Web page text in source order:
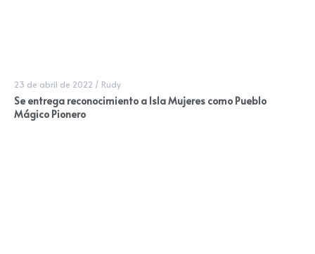
23 de abril de 2022 / Rudy
Se entrega reconocimiento a Isla Mujeres como Pueblo
Mágico Pionero